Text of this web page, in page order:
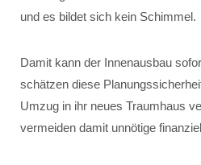
und es bildet sich kein Schimmel.
Damit kann der Innenausbau
schätzen diese
Umzug in ihr neues Traumhaus
vermeiden damit unnötige